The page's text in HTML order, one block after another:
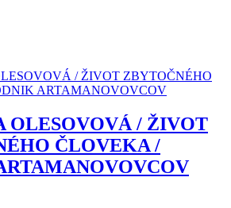
OLESOVOVÁ / ŽIVOT
ČLOVEKA /